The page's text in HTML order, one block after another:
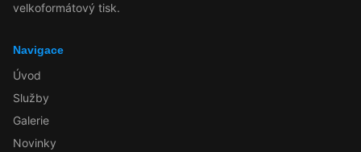
velkoformátový tisk.
Navigace
Úvod
Služby
Galerie
Novinky